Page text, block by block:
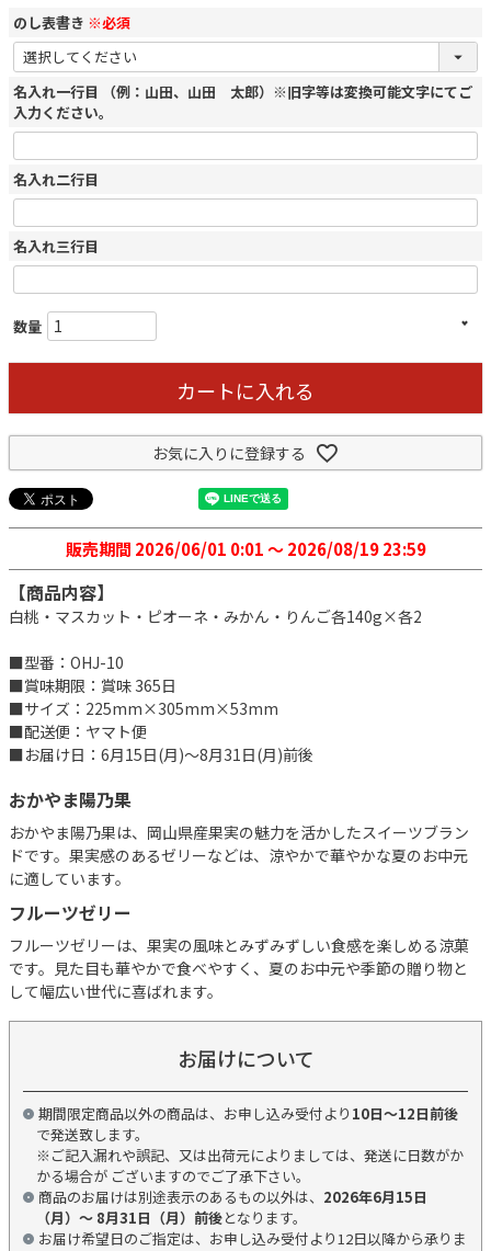
のし表書き ※必須
名入れ一行目 （例：山田、山田 太郎）※旧字等は変換可能文字にてご
入力ください。
名入れ二行目
名入れ三行目
カートに入れる
お気に入りに登録する
販売期間 2026/06/01 0:01〜 2026/08/19 23:59
【商品内容】
白桃・マスカット・ピオーネ・みかん・りんご各140g×各2
■型番：OHJ-10
■賞味期限：賞味 365日
■サイズ：225mm×305mm×53mm
■配送便：ヤマト便
■お届け日：6月15日(月)～8月31日(月)前後
おかやま陽乃果
おかやま陽乃果は、岡山県産果実の魅力を活かしたスイーツブラン
ドです。果実感のあるゼリーなどは、涼やかで華やかな夏のお中元
に適しています。
フルーツゼリー
フルーツゼリーは、果実の風味とみずみずしい食感を楽しめる涼菓
です。見た目も華やかで食べやすく、夏のお中元や季節の贈り物と
して幅広い世代に喜ばれます。
お届けについて
期間限定商品以外の商品は、お申し込み受付より 10日～12日前後
で発送致します。
※ご記入漏れや誤記、又は出荷元によりましては、発送に日数がか
かる場合が ございますのでご了承下さい。
商品のお届けは別途表示のあるもの以外は、 2026年6月15日
（月）～ 8月31日（月）前後となります。
お届け希望日のご指定は、お申し込み受付より12日以降から承りま